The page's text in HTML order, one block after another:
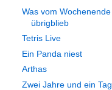
Was vom Wochenende
übrigblieb
Tetris Live
Ein Panda niest
Arthas
Zwei Jahre und ein Tag